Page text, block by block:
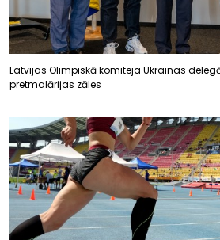
Latvijas Olimpiskā komiteja Ukrainas
pretmalārijas zāles